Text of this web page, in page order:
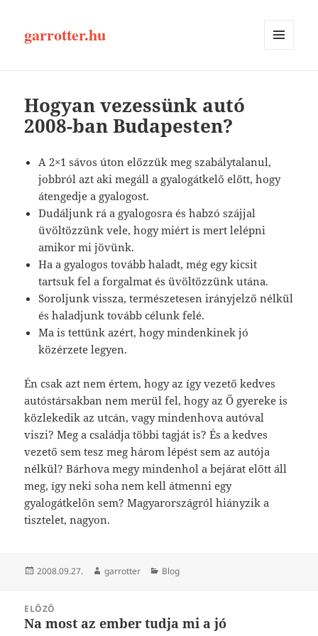
garrotter.hu
Hogyan vezessünk autó
2008-ban Budapesten?
A 2×1 sávos úton előzzük meg szabálytalanul,
jobbról azt aki megáll a gyalogátkelő előtt, hogy
átengedje a gyalogost.
Dudáljunk rá a gyalogosra és habzó szájjal
üvöltözzünk vele, hogy miért is mert lelépni
amikor mi jövünk.
Ha a gyalogos tovább haladt, még egy kicsit
tartsuk fel a forgalmat és üvöltözzünk utána.
Soroljunk vissza, természetesen irányjelző nélkül
és haladjunk tovább célunk felé.
Ma is tettünk azért, hogy mindenkinek jó
közérzete legyen.
Én csak azt nem értem, hogy az így vezető kedves
autóstársakban nem merül fel, hogy az Ő gyereke is
közlekedik az utcán, vagy mindenhova autóval
viszi? Meg a családja többi tagját is? És a kedves
vezető sem tesz meg három lépést sem az autója
nélkül? Bárhova megy mindenhol a bejárat előtt áll
meg, így neki soha nem kell átmenni egy
gyalogátkelőn sem? Magyarországról hiányzik a
tisztelet, nagyon.
Közzétéve
2008.09.27. Szerző
garrotter Kategória
Blog
navigáció
ELŐZŐ
Korábbi
Na most az ember tudja mi a jó